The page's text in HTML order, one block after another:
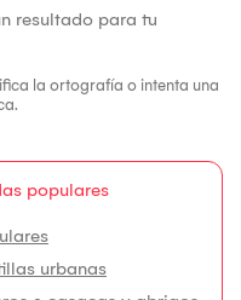
resultado para tu
la ortografía o intenta una
populares
urbanas